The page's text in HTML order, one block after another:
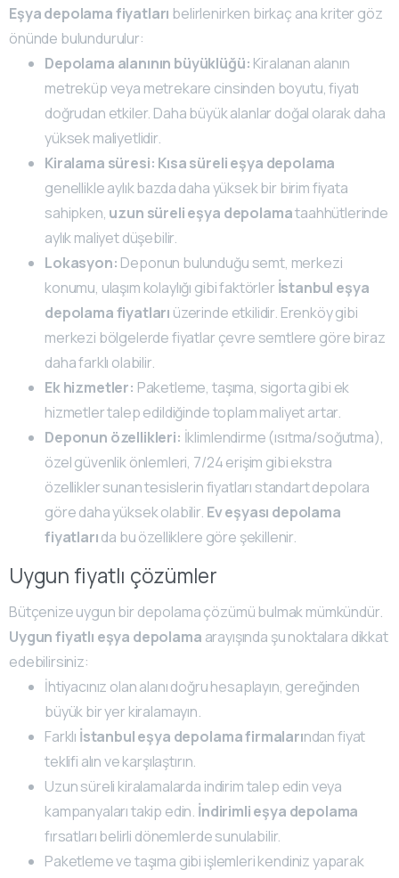
Eşya depolama fiyatları belirlenirken birkaç ana kriter göz
önünde bulundurulur:
Depolama alanının büyüklüğü: Kiralanan alanın
metreküp veya metrekare cinsinden boyutu, fiyatı
doğrudan etkiler. Daha büyük alanlar doğal olarak daha
yüksek maliyetlidir.
Kiralama süresi: Kısa süreli eşya depolama
genellikle aylık bazda daha yüksek bir birim fiyata
sahipken, uzun süreli eşya depolamataahhütlerinde
aylık maliyet düşebilir.
Lokasyon: Deponun bulunduğu semt, merkezi
konumu, ulaşım kolaylığı gibi faktörler İstanbul eşya
depolama fiyatları üzerinde etkilidir. Erenköy gibi
merkezi bölgelerde fiyatlar çevre semtlere göre biraz
daha farklı olabilir.
Ek hizmetler: Paketleme, taşıma, sigorta gibi ek
hizmetler talep edildiğinde toplam maliyet artar.
Deponun özellikleri: İklimlendirme (ısıtma/soğutma),
özel güvenlik önlemleri, 7/24 erişim gibi ekstra
özellikler sunan tesislerin fiyatları standart depolara
göre daha yüksek olabilir. Ev eşyası depolama
fiyatlarıda bu özelliklere göre şekillenir.
Uygun fiyatlı çözümler
Bütçenize uygun bir depolama çözümü bulmak mümkündür.
Uygun fiyatlı eşya depolama arayışında şu noktalara dikkat
edebilirsiniz:
İhtiyacınız olan alanı doğru hesaplayın, gereğinden
büyük bir yer kiralamayın.
Farklı İstanbul eşya depolama firmalarından fiyat
teklifi alın ve karşılaştırın.
Uzun süreli kiralamalarda indirim talep edin veya
kampanyaları takip edin. İndirimli eşya depolama
fırsatları belirli dönemlerde sunulabilir.
Paketleme ve taşıma gibi işlemleri kendiniz yaparak